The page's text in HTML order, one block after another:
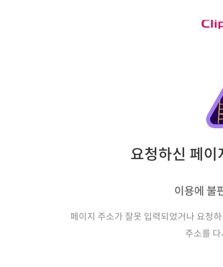
요청하신 페
이용에 불
페이지 주소가 잘못 입력되었거나 요청
주소를